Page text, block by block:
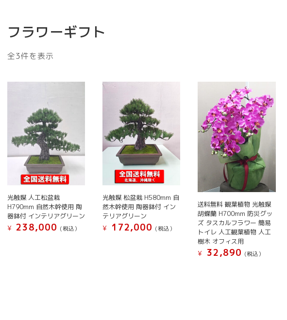
フラワーギフト
全3件を表示
い
光触媒 人工松盆栽
H790mm 自然木幹使用 陶
器鉢付 インテリアグリーン
¥ 238,000 (税込）
光触媒 松盆栽 H580mm 自
然木幹使用 陶器鉢付 イン
テリアグリーン
¥
172,000 (税込）
送料無料 観葉植物 光触媒
胡蝶蘭 H700mm 防災グッ
ズ タスカルフラワー 簡易
トイレ 人工観葉植物 人工
樹木 オフィス用
¥
32,890 (税込）